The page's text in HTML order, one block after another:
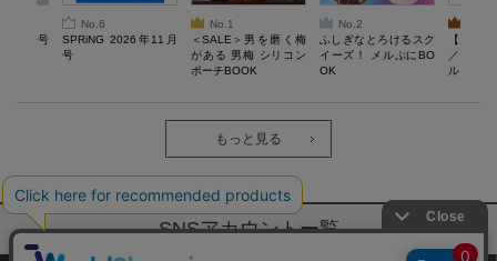
10月号
No.6
SPRiNG 2026年11月
号
No.1
＜SALE＞男を磨く梅
がある 男梅 シリコン
ポーチBOOK
No.2
ふしぎなとろけるスク
イーズ！ メルぷにBO
OK
【
／Lサ
ル）【
労回復ウ
もっと見る
SNSアカウントー覧